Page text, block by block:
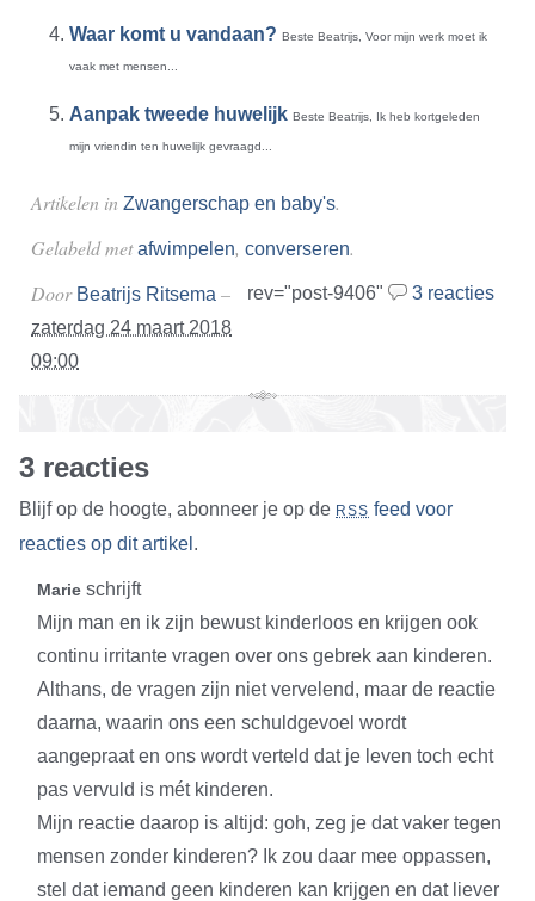
Waar komt u vandaan? Beste Beatrijs, Voor mijn werk moet ik
vaak met mensen...
Aanpak tweede huwelijk Beste Beatrijs, Ik heb kortgeleden
mijn vriendin ten huwelijk gevraagd...
Artikelen in Zwangerschap en baby's.
Gelabeld metafwimpelen, converseren.
rev="post-9406" 3 reacties
Door Beatrijs Ritsema –
zaterdag 24 maart 2018
09:00
3 reacties
Blijf op de hoogte, abonneer je op de RSS feed voor
reacties op dit artikel .
Marie schrijft
Mijn man en ik zijn bewust kinderloos en krijgen ook
continu irritante vragen over ons gebrek aan kinderen.
Althans, de vragen zijn niet vervelend, maar de reactie
daarna, waarin ons een schuldgevoel wordt
aangepraat en ons wordt verteld dat je leven toch echt
pas vervuld is mét kinderen.
Mijn reactie daarop is altijd: goh, zeg je dat vaker tegen
mensen zonder kinderen? Ik zou daar mee oppassen,
stel dat iemand geen kinderen kan krijgen en dat liever